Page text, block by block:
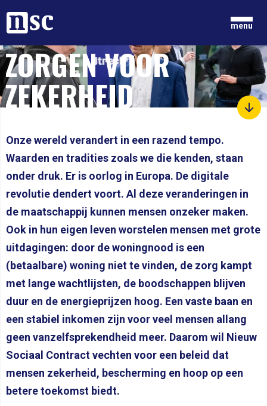
Home
menu
GRONDGEDACHTEN
NIEUWS
ONZE MENSEN
DOE MEE
LID WORDEN
ZORGEN VOOR
ZEKERHEID
Onze wereld verandert in een razend tempo.
Waarden en tradities zoals we die kenden, staan
onder druk. Er is oorlog in Europa. De digitale
revolutie dendert voort. Al deze veranderingen in
de maatschappij kunnen mensen onzeker maken.
Ook in hun eigen leven worstelen mensen met grote
uitdagingen: door de woningnood is een
(betaalbare) woning niet te vinden, de zorg kampt
met lange wachtlijsten, de boodschappen blijven
duur en de energieprijzen hoog. Een vaste baan en
een stabiel inkomen zijn voor veel mensen allang
geen vanzelfsprekendheid meer. Daarom wil Nieuw
Sociaal Contract vechten voor een beleid dat
mensen zekerheid, bescherming en hoop op een
betere toekomst biedt.